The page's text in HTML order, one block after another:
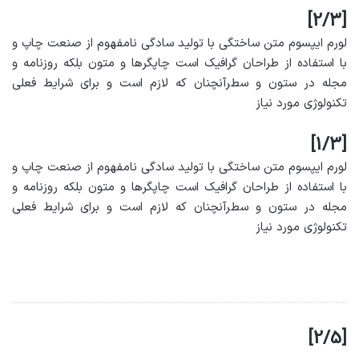
[2/3]
لورم ایپسوم متن ساختگی با تولید سادگی نامفهوم از صنعت چاپ و
با استفاده از طراحان گرافیک است چاپگرها و متون بلکه روزنامه و
مجله در ستون و سطرآنچنان که لازم است و برای شرایط فعلی
تکنولوژی مورد نیاز
[1/3]
لورم ایپسوم متن ساختگی با تولید سادگی نامفهوم از صنعت چاپ و
با استفاده از طراحان گرافیک است چاپگرها و متون بلکه روزنامه و
مجله در ستون و سطرآنچنان که لازم است و برای شرایط فعلی
تکنولوژی مورد نیاز
[2/5]